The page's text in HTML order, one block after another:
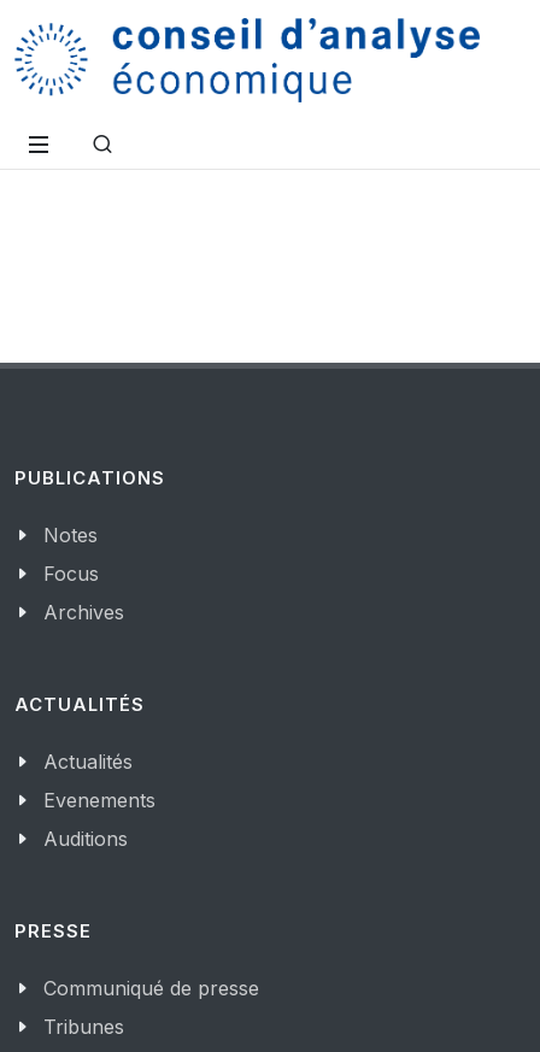
PUBLICATIONS
Notes
Focus
Archives
ACTUALITÉS
Actualités
Evenements
Auditions
PRESSE
Communiqué de presse
Tribunes